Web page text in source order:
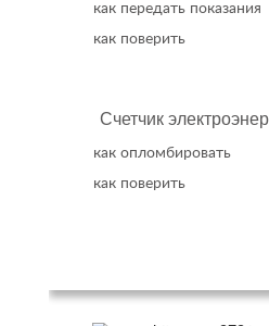
как передать показания
как поверить
Счетчик
как опломбировать
как поверить